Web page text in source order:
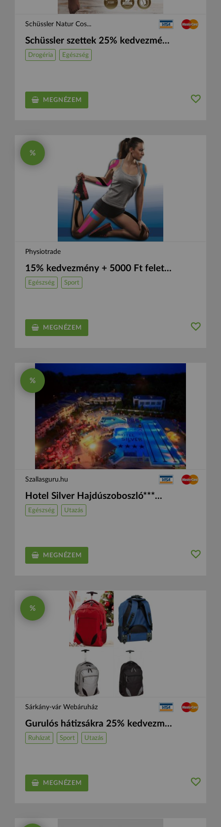
Schüssler Natur Cos...
Schüssler szettek 25% kedvezmé...
Drogéria Egészség
MEGNÉZEM
%
Physiotrade
15% kedvezmény + 5000 Ft felet...
Egészség Sport
MEGNÉZEM
%
Szallasguru.hu
Hotel Silver Hajdúszoboszló***...
Egészség Utazás
MEGNÉZEM
%
Sárkány-vár Webáruház
Gurulós hátizsákra 25% kedvezm...
Ruházat Sport Utazás
MEGNÉZEM